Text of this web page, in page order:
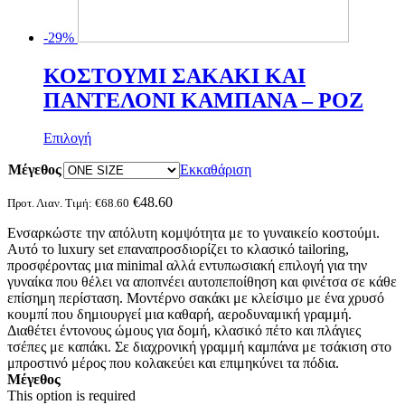
-29%
ΚΟΣΤΟΥΜΙ ΣΑΚΑΚΙ ΚΑΙ
ΠΑΝΤΕΛΟΝΙ ΚΑΜΠΑΝΑ – ΡΟΖ
ΕπιλογήΑυτό
προϊόν
πολλαπλές
Οι
επιλογές
μπορούν
να
επιλεγούν
στη
σελίδα
του
προϊόντος
Μέγεθος Εκκαθάριση
Προτ. Λιαν. Τιμή: €68.60 €48.60
Ενσαρκώστε την απόλυτη κομψότητα με το γυναικείο κοστούμι.
Αυτό το luxury set επαναπροσδιορίζει το κλασικό tailoring,
προσφέροντας μια minimal αλλά εντυπωσιακή επιλογή για την
γυναίκα που θέλει να αποπνέει αυτοπεποίθηση και φινέτσα σε κάθε
επίσημη περίσταση. Μοντέρνο σακάκι με κλείσιμο με ένα χρυσό
κουμπί που δημιουργεί μια καθαρή, αεροδυναμική γραμμή.
Διαθέτει έντονους ώμους για δομή, κλασικό πέτο και πλάγιες
τσέπες με καπάκι. Σε διαχρονική γραμμή καμπάνα με τσάκιση στο
μπροστινό μέρος που κολακεύει και επιμηκύνει τα πόδια.
Μέγεθος
This option is required